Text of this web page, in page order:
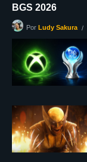
BGS 2026
Por Ludy Sakura